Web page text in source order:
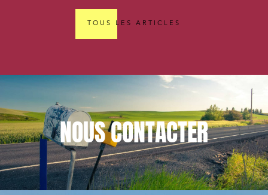
TOUS LES ARTICLES
NOUSCONTACTER